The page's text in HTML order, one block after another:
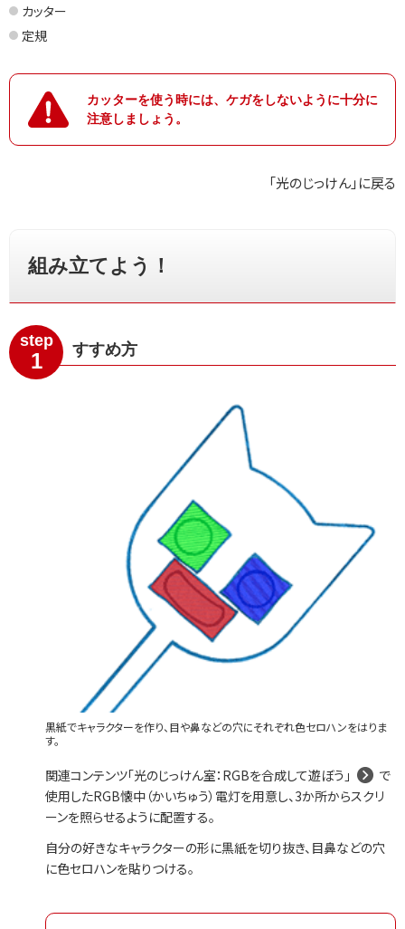
カッター
定規
カッターを使う時には、ケガをしないように十分に
注意しましょう。
「光のじっけん」に戻る
組み立てよう！
step
1 すすめ方
黒紙でキャラクターを作り、目や鼻などの穴にそれぞれ色セロハンをはりま
す。
関連コンテンツ「光のじっけん室：RGBを合成して遊ぼう」
で
使用したRGB懐中（かいちゅう）電灯を用意し、3か所からスクリ
ーンを照らせるように配置する。
自分の好きなキャラクターの形に黒紙を切り抜き、目鼻などの穴
に色セロハンを貼りつける。